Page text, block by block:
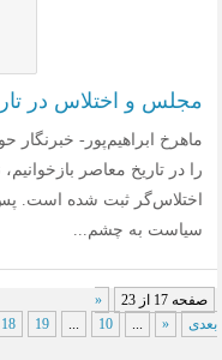
مجلس و اختلاس در
ماهرخ ابراهیم‌پور- خبرنگار
را در تاریخ معاصر
اختلاس‌گر ثبت شده است. پس
سیاست به چشم...
صفحه 17 از 23
«
بعدی
«
...
10
...
18 19